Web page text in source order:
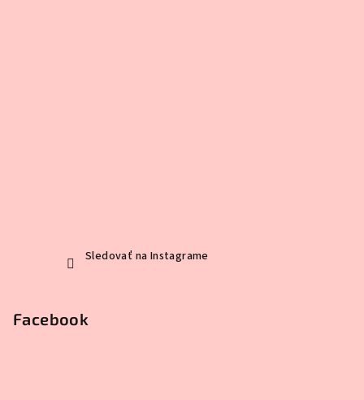
Sledovať na Instagrame
Facebook